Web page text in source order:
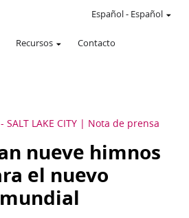
Recursos Contacto
Español- Español
- SALT LAKE CITY Nota de prensa
nueve himnos
el nuevo